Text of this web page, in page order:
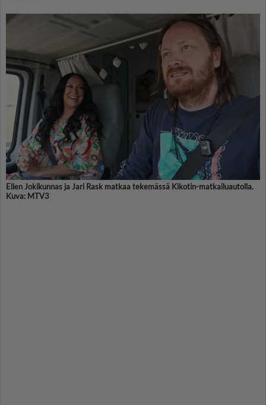
Ellen Jokikunnas ja Jari Rask matkaa tekemässä Kikotin-matkailuautolla.
Kuva: MTV3